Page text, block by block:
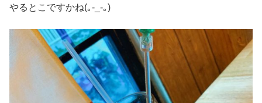
やるとこですかね(｡-_-｡)